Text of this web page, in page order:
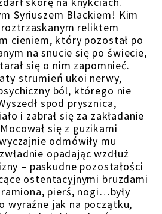
Syriuszem Blackiem! Kim
reliktem
cieniem, który pozostał po
na snucie się po świecie,
się o nim zapomnieć.
strumień ukoi nerwy,
ból, którego nie
spod prysznica,
i zabrał się za zakładanie
się z guzikami
odmówiły mu
opadając wzdłuż
– paskudne pozostałości
ostentacyjnymi bruzdami
pierś, nogi…były
wyraźne jak na początku,